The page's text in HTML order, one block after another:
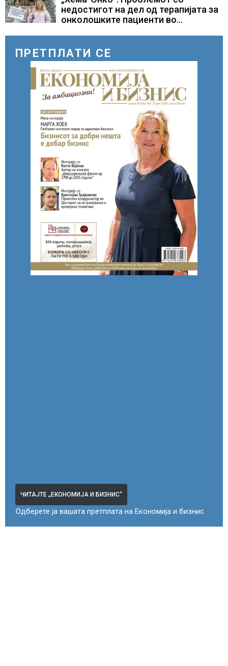
бомбардирањето го доживуваа овој
настан што го промени текот на
недостигот на дел од терапијата за
онколошките пациенти во
ПРЕТПЛАТИ СЕ
ЧИТАЈТЕ „ЕКОНОМИЈА И БИЗНИС“
Одберете ја вашата претплата на Економија и бизнис